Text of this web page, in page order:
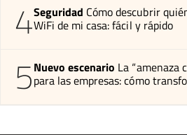
4Seguridad Cómo descubrir
WiFi de mi casa: fácil y rápido
5Nuevo escenario La “amenaza
para las empresas: cómo